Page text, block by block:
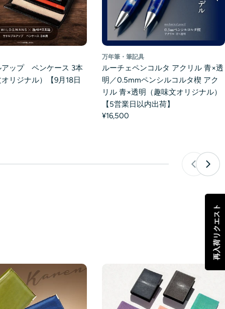
アップ ペンケース 3本
リジナル）【9月18日
万年筆・筆記具
ルーチェペンコルタ アクリル 青×透
明／0.5mmペンシルコルタ楔 アク
リル 青×透明（趣味文オリジナル）
【5営業日以内出荷】
¥16,500
再入荷リクエスト